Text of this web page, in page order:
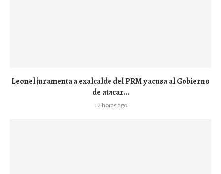
Leonel juramenta a exalcalde del PRM y acusa al Gobierno
de atacar...
12 horas ago